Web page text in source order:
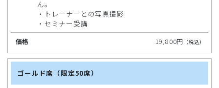
ん。
・トレーナーとの写真撮影
・セミナー受講
19,800円 （税込）
ゴールド席（限定50席）